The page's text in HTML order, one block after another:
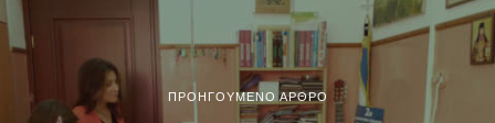
ΠΡΟΗΓΟΎΜΕΝΟ ΆΡΘΡΟ